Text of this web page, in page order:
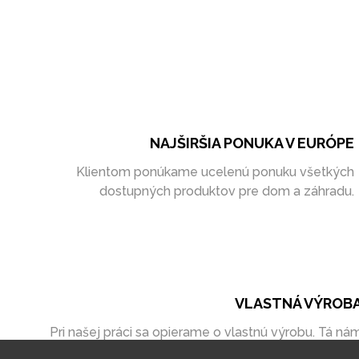
VLASTNÁ
Pri našej práci sa opierame o vlastnú výrobu. Tá
NAJŠIRŠIA PONUKA V EURÓPE
Klientom ponúkame ucelenú ponuku všetkých
dostupných produktov pre dom a záhradu.